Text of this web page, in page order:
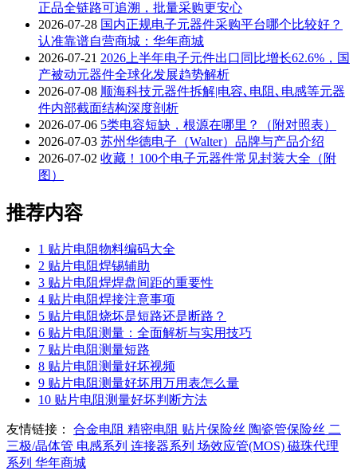
正品全链路可追溯，批量采购更安心
2026-07-28 国内正规电子元器件采购平台哪个比较好？
认准靠谱自营商城：华年商城
2026-07-21 2026上半年电子元件出口同比增长62.6%，国
产被动元器件全球化发展趋势解析
2026-07-08 顺海科技元器件拆解|电容､电阻､电感等元器
件内部截面结构深度剖析
2026-07-06 5类电容短缺，根源在哪里？（附对照表）
2026-07-03 苏州华德电子（Walter）品牌与产品介绍
2026-07-02 收藏！100个电子元器件常见封装大全（附
图）
推荐内容
1 贴片电阻物料编码大全
2 贴片电阻焊锡辅助
3 贴片电阻焊焊盘间距的重要性
4 贴片电阻焊接注意事项
5 贴片电阻烧坏是短路还是断路？
6 贴片电阻测量：全面解析与实用技巧
7 贴片电阻测量短路
8 贴片电阻测量好坏视频
9 贴片电阻测量好坏用万用表怎么量
10 贴片电阻测量好坏判断方法
友情链接： 合金电阻 精密电阻 贴片保险丝 陶瓷管保险丝 二
三极/晶体管 电感系列 连接器系列 场效应管(MOS) 磁珠代理
系列 华年商城